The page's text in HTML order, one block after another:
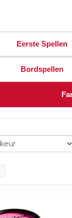
Eerste Spellen
Bordspellen